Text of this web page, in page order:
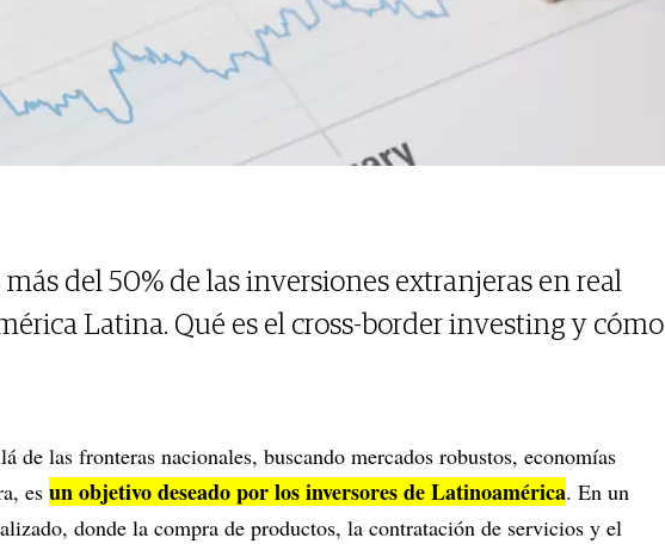
del 50% de las inversiones extranjeras en real
Latina. Qué es el cross-border investing y cómo
de las fronteras nacionales, buscando mercados robustos, economías
es un objetivo deseado por los inversores de Latinoamérica. En un
donde la compra de productos, la contratación de servicios y el